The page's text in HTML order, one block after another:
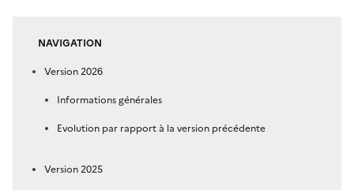
NAVIGATION
Version 2026
Informations générales
Evolution par rapport à la version précédente
Version 2025